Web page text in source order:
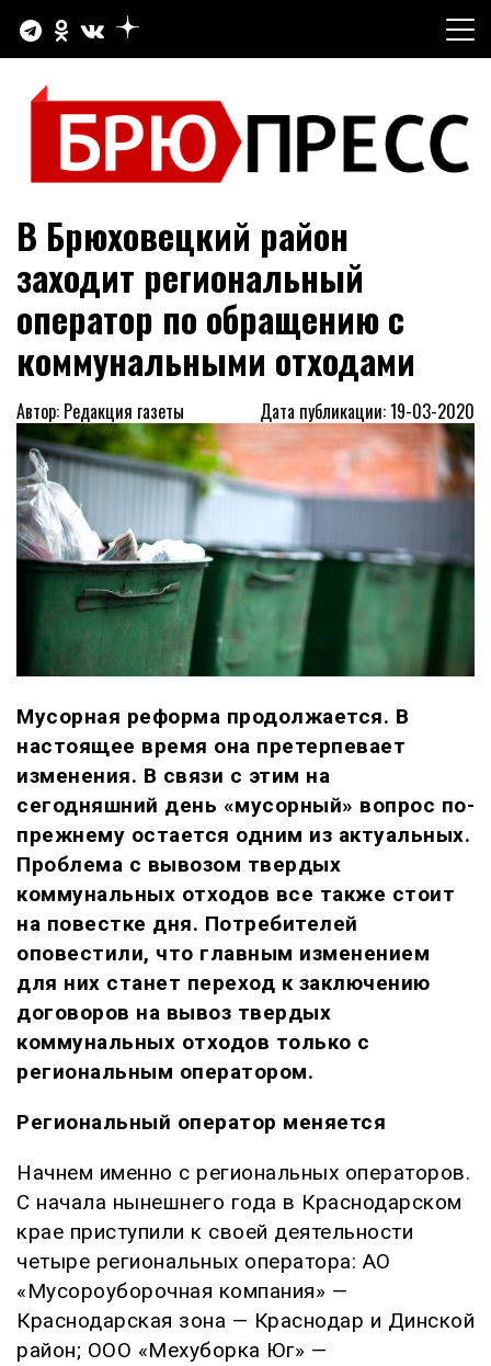
содержимому
БРЮПРЕСС
Официальный сайт газеты "Брюховецкие новости"
В Брюховецкий район
заходит региональный
оператор по обращению с
коммунальными отходами
Автор: Редакция газеты Дата публикации: 19-03-2020
Мусорная реформа продолжается. В
настоящее время она претерпевает
изменения. В связи с этим на
сегодняшний день «мусорный» вопрос по-
прежнему остается одним из актуальных.
Проблема с вывозом твердых
коммунальных отходов все также стоит
на повестке дня. Потребителей
оповестили, что главным изменением
для них станет переход к заключению
договоров на вывоз твердых
коммунальных отходов только с
региональным оператором.
Региональный оператор меняется
Начнем именно с региональных операторов.
С начала нынешнего года в Краснодарском
крае приступили к своей деятельности
четыре региональных оператора: АО
«Мусороуборочная компания» —
Краснодарская зона — Краснодар и Динской
район; ООО «Мехуборка Юг» —